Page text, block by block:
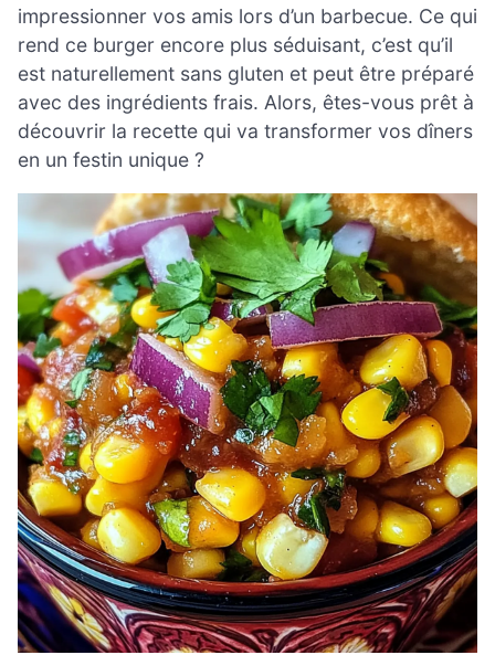
impressionner vos amis lors d’un barbecue. Ce qui
rend ce burger encore plus séduisant, c’est qu’il
est naturellement sans gluten et peut être préparé
avec des ingrédients frais. Alors, êtes-vous prêt à
découvrir la recette qui va transformer vos dîners
en un festin unique ?